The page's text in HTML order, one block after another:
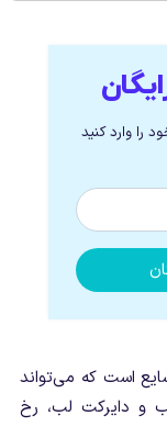
را وارد کنید
است که می‌تواند
و دایرکت لب، رخ